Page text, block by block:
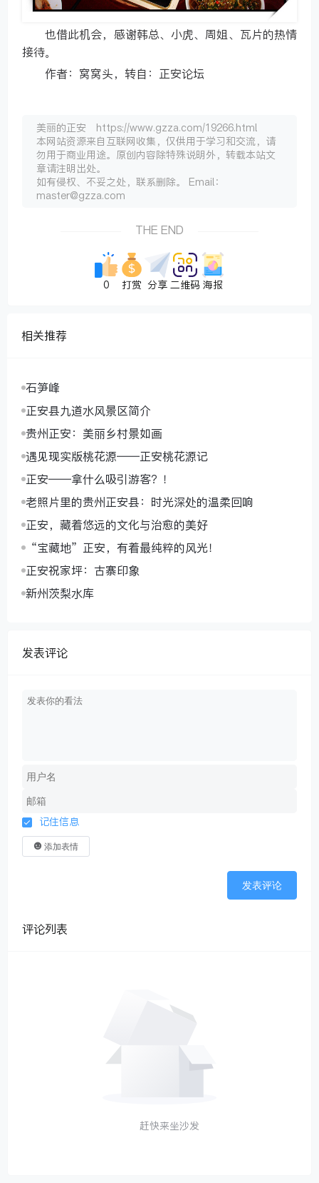
也借此机会，感谢韩总、小虎、周姐、瓦片的热情
接待。
作者：窝窝头，转自：正安论坛
美丽的正安 https://www.gzza.com/19266.html
本网站资源来自互联网收集，仅供用于学习和交流，请
勿用于商业用途。原创内容除特殊说明外，转载本站文
章请注明出处。
如有侵权、不妥之处，联系删除。 Email：
master@gzza.com
THE END
0 打赏 分享 二维码 海报
相关推荐
石笋峰
正安县九道水风景区简介
贵州正安：美丽乡村景如画
遇见现实版桃花源——正安桃花源记
正安——拿什么吸引游客？！
老照片里的贵州正安县：时光深处的温柔回响
正安，藏着悠远的文化与治愈的美好
“宝藏地”正安，有着最纯粹的风光！
正安祝家坪：古寨印象
新州茨梨水库
发表评论
记住信息
添加表情
发表评论
评论列表
赶快来坐沙发